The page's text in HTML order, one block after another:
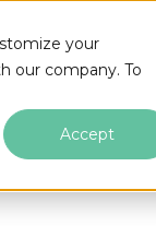
your
our company. To
Accept